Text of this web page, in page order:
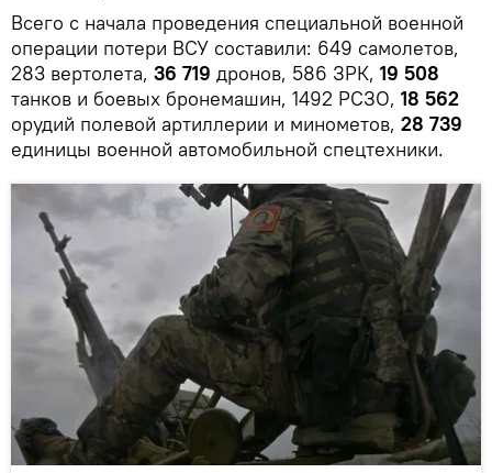
Всего с начала проведения специальной военной
операции потери ВСУ составили: 649 самолетов,
283 вертолета, 36 719 дронов, 586 ЗРК, 19 508
танков и боевых бронемашин, 1492 РСЗО, 18 562
орудий полевой артиллерии и минометов, 28 739
единицы военной автомобильной спецтехники.